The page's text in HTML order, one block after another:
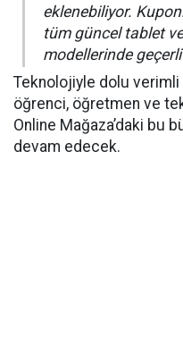
eklenebiliyor.
tüm güncel tablet
modellerinde
Teknolojiyle dolu
öğrenci, öğretmen ve
Online Mağaza’daki bu
devam edecek.